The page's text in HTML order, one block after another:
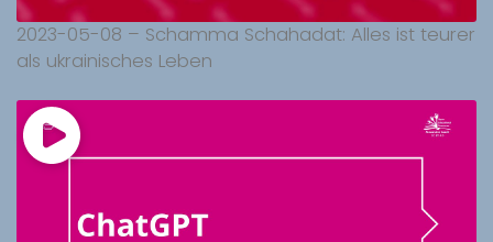
2023-05-08 – Schamma Schahadat: Alles ist teurer
als ukrainisches Leben